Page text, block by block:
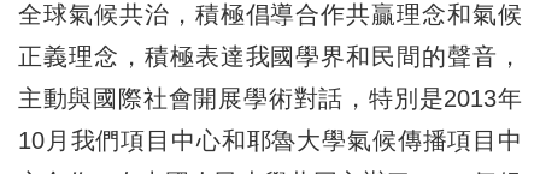
全球氣候共治，積極倡導合作共贏理念和氣候
正義理念，積極表達我國學界和民間的聲音，
主動與國際社會開展學術對話，特別是2013年
10月我們項目中心和耶魯大學氣候傳播項目中